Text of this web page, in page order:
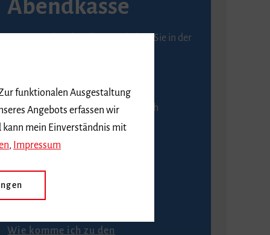
Abendkasse
Karten an der Abendkasse erhalten Sie in der
An der Abendkasse ist ausschließlich
Barzahlung möglich.
Anfahrt
Wie komme ich zu den
funktionalen Ausgestaltung
Angebots erfassen wir
kann mein Einverständnis mit
, Impressum